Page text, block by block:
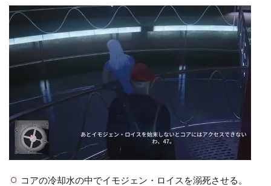
コアの冷却水の中でイモジェン・ロイスを溺死させる。